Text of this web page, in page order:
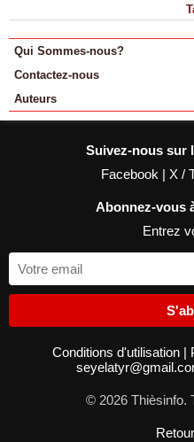
Qui Sommes-nous?
Contactez-nous
Auteurs
Suivez-nous sur
Facebook | X /
Abonnez-vous
Entrez
Conditions d'utilisation |
© 2026 Thièsinfo.